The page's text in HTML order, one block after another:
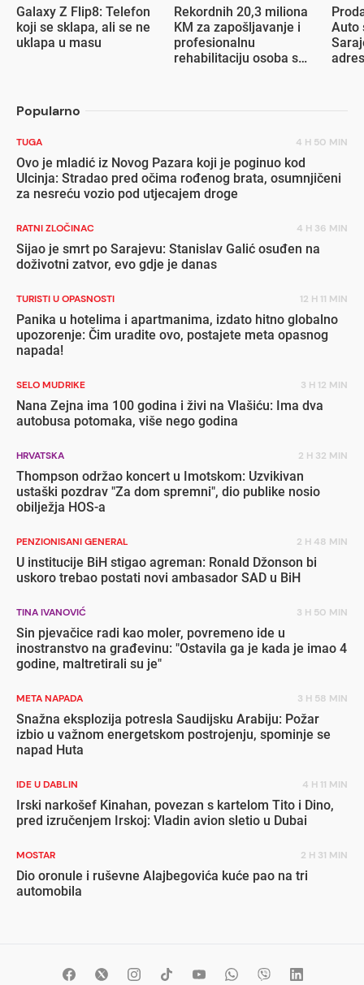
Galaxy Z Flip8: Telefon
koji se sklapa, ali se ne
uklapa u masu
Rekordnih 20,3 miliona
KM za zapošljavanje i
profesionalnu
rehabilitaciju osoba s
Auto
Popularno
TUGA 4 H 50 MIN
Ovo je mladić iz Novog Pazara koji je poginuo kod
Ulcinja: Stradao pred očima rođenog brata, osumnjičeni
za nesreću vozio pod utjecajem droge
RATNI ZLOČINAC 4 H 36 MIN
Sijao je smrt po Sarajevu: Stanislav Galić osuđen na
doživotni zatvor, evo gdje je danas
TURISTI U OPASNOSTI 12 H 11 MIN
Panika u hotelima i apartmanima, izdato hitno globalno
upozorenje: Čim uradite ovo, postajete meta opasnog
napada!
SELO MUDRIKE 3 H 12 MIN
Nana Zejna ima 100 godina i živi na Vlašiću: Ima dva
autobusa potomaka, više nego godina
HRVATSKA 2 H 32 MIN
Thompson održao koncert u Imotskom: Uzvikivan
ustaški pozdrav "Za dom spremni", dio publike nosio
obilježja HOS-a
PENZIONISANI GENERAL 2 H 48 MIN
U institucije BiH stigao agreman: Ronald Džonson bi
uskoro trebao postati novi ambasador SAD u BiH
TINA IVANOVIĆ 3 H 50 MIN
Sin pjevačice radi kao moler, povremeno ide u
inostranstvo na građevinu: "Ostavila ga je kada je imao 4
godine, maltretirali su je"
META NAPADA 3 H 58 MIN
Snažna eksplozija potresla Saudijsku Arabiju: Požar
izbio u važnom energetskom postrojenju, spominje se
napad Huta
IDE U DABLIN 4 H 11 MIN
Irski narkošef Kinahan, povezan s kartelom Tito i Dino,
pred izručenjem Irskoj: Vladin avion sletio u Dubai
MOSTAR 2 H 31 MIN
Dio oronule i ruševne Alajbegovića kuće pao na tri
automobila